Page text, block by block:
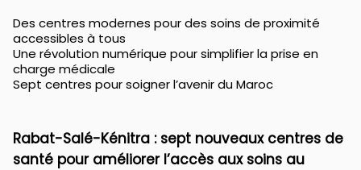
Des centres modernes pour des soins de proximité
accessibles à tous
Une révolution numérique pour simplifier la prise en
charge médicale
Sept centres pour soigner l’avenir du Maroc
Rabat-Salé-Kénitra : sept nouveaux centres de
santé pour améliorer l’accès aux soins au